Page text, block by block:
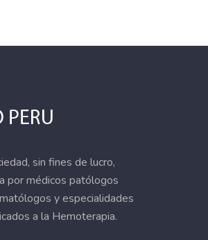
sin fines de lucro,
por médicos patólogos
y especialidades
a la Hemoterapia.